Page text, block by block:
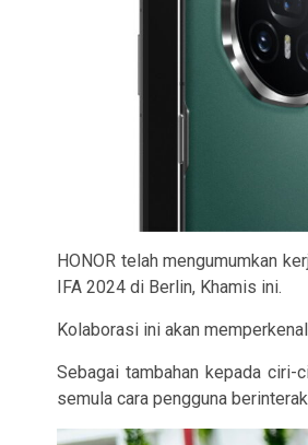
HONOR telah mengumumkan
IFA 2024 di Berlin, Khamis ini.
Kolaborasi ini akan
Sebagai tambahan kepada ciri-
semula cara pengguna